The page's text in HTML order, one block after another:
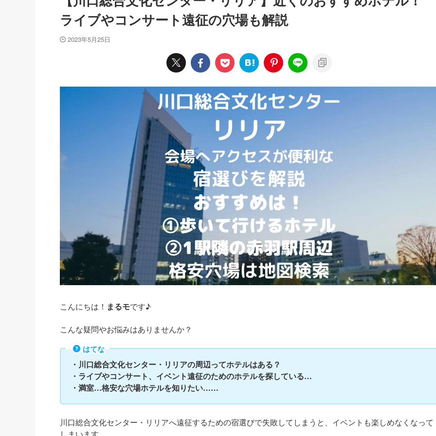
ライブやコンサート遠征の穴場も解説
2023年5月25日
こんにちは！ まるモです♪
こんな疑問やお悩みはありませんか？
はてな
・川口総合文化センター・リリアの周辺ってホテルはある？
・ライブやコンサート、イベント遠征のためのホテルを探している…
・満室…格安な穴場ホテルを知りたい……
川口総合文化センター・リリアへ遠征するための宿選びで失敗してしまうと、イベントも楽しめなくなって